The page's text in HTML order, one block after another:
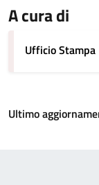
A cura di
Ufficio Stampa
Ultimo